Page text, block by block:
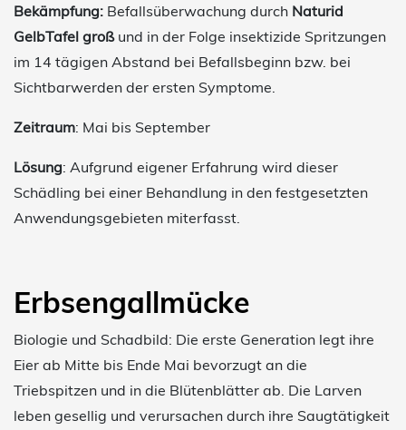
Bekämpfung: Befallsüberwachung durch Naturid
GelbTafel großund in der Folge insektizide Spritzungen
im 14 tägigen Abstand bei Befallsbeginn bzw. bei
Sichtbarwerden der ersten Symptome.
Zeitraum: Mai bis September
Lösung: Aufgrund eigener Erfahrung wird dieser
Schädling bei einer Behandlung in den festgesetzten
Anwendungsgebieten miterfasst.
Erbsengallmücke
Biologie und Schadbild: Die erste Generation legt ihre
Eier ab Mitte bis Ende Mai bevorzugt an die
Triebspitzen und in die Blütenblätter ab. Die Larven
leben gesellig und verursachen durch ihre Saugtätigkeit